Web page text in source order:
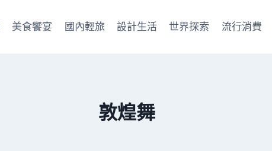
美食饗宴 國內輕旅 設計生活 世界探索 流行消費
敦煌舞